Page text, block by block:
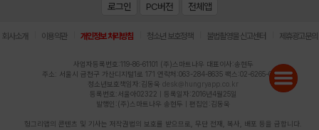
로그인 PC버전 전체앱
회사소개 이용약관 개인정보 처리방침 청소년 보호정책 불법촬영물 신고센터 제휴광고문의
사업자등록번호:119-86-61101 (주)스마트나우 대표이사:송현두
주소: 서울시 금천구 가산디지털1로 171 연락처:063-284-8635 팩스:02-6265-0377
청소년보호책임자:김동욱 desk@hungryapp.co.kr
등록번호:서울아02322 | 등록일자:2016년4월25일
발행인:(주)스마트나우 송현두 | 편집인:김동욱
헝그리앱의 콘텐츠 및 기사는 저작권법의 보호를 받으므로, 무단 전재, 복사, 배포 등을 금합니다.